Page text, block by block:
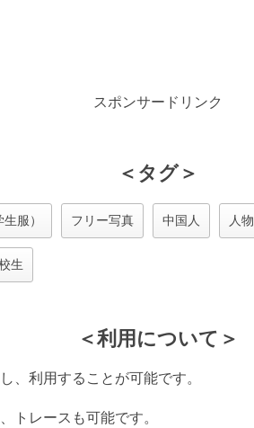
スポンサードリンク
＜タグ＞
服） フリー写真 中国人 人物
生
＜利用について＞
、利用することが可能です。
トレースも可能です。